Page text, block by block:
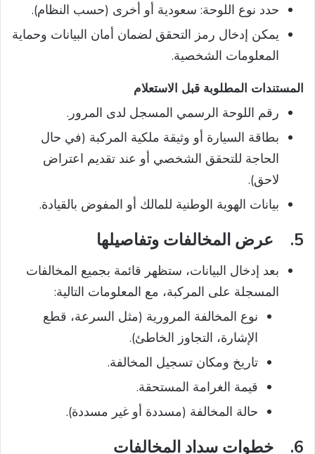
حدد نوع اللوحة: سعودية أو أخرى (حسب النظام).
يمكن إدخال رمز التحقق لضمان أمان البيانات وحماية
المعلومات الشخصية.
المستندات المطلوبة قبل الاستعلام
رقم اللوحة الرسمي المسجل لدى المرور.
بطاقة السيارة أو وثيقة ملكية المركبة (في حال
الحاجة للتحقق الشخصي أو عند تقديم اعتراض
لاحق).
بيانات الهوية الوطنية للمالك أو المفوض بالقيادة.
5. عرض المخالفات وتفاصيلها
بعد إدخال البيانات، ستظهر قائمة بجميع المخالفات
المسجلة على المركبة، مع المعلومات التالية:
نوع المخالفة المرورية (مثل السرعة، قطع
الإشارة، التجاوز الخاطئ).
تاريخ ومكان تسجيل المخالفة.
قيمة الغرامة المستحقة.
حالة المخالفة (مسددة أو غير مسددة).
6. خطوات سداد المخالفات